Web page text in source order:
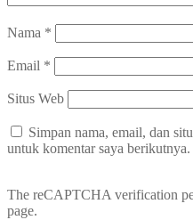
Nama *
Email *
Situs Web
Simpan nama, email, dan
untuk komentar saya berikutnya.
The reCAPTCHA verification
page.